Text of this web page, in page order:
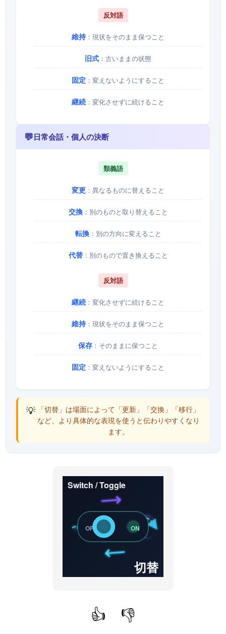
反対語
維持 ：現状をそのまま保つこと
旧式 ：古いままの状態
固定 ：変えないようにすること
継続 ：変化させずに続けること
💬日常会話・個人の決断
類義語
変更 ：異なるものに替えること
交換：別のものと取り替えること
転換：別の方向に変えること
代替：別のもので置き換えること
反対語
継続 ：変化させずに続けること
維持 ：現状をそのまま保つこと
保存 ：そのままに保つこと
固定 ：変えないようにすること
💡 「切替」は場面によって「更新」「交換」「移行」
など、より具体的な表現を使うと伝わりやすくなり
ます。
OFF ON
切替
Switch / Toggle
👍 👎